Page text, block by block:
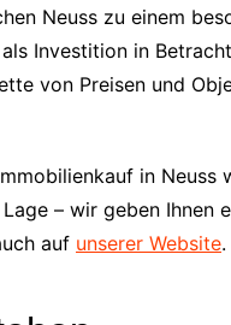
Neuss zu einem
als Investition in
von Preisen und
in Neuss
– wir geben Ihnen
auf unserer Website.